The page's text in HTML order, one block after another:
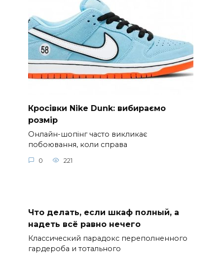
Кросівки Nike Dunk: вибираємо
розмір
Онлайн-шопінг часто викликає
побоювання, коли справа
0 221
Что делать, если шкаф полный, а
надеть всё равно нечего
Классический парадокс переполненного
гардероба и тотального